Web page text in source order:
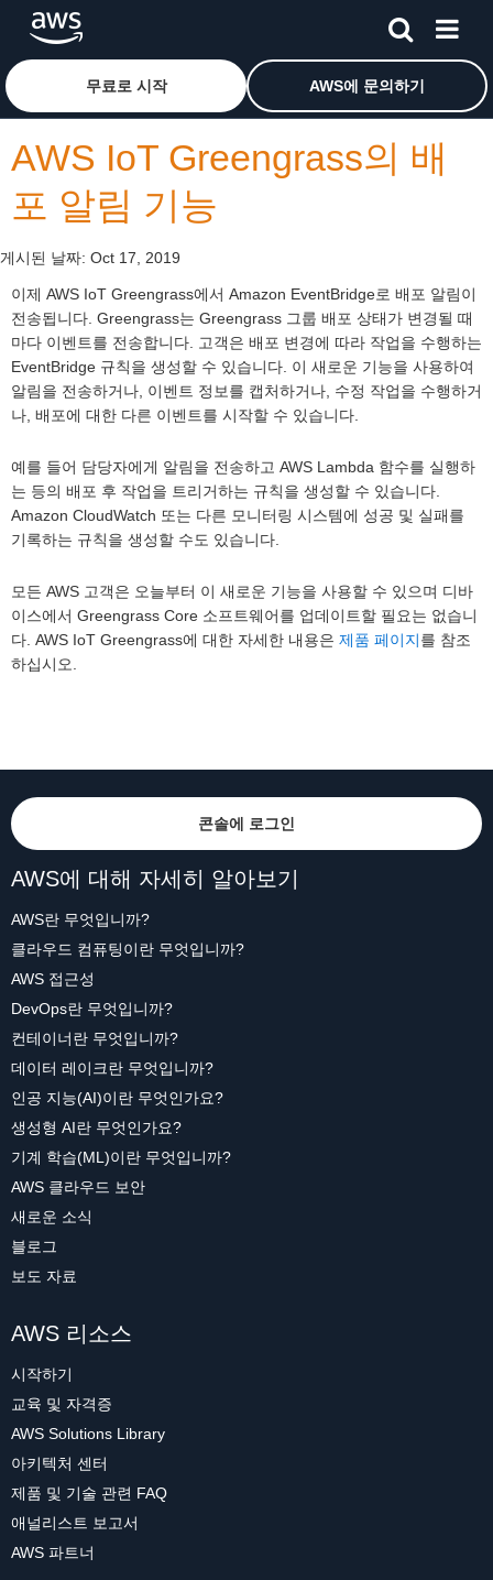
메인 콘텐츠로 건너뛰기Amazon Web Services 홈 페이지로 돌아가려면 여기를 클
무료로 시작 AWS에 문의하기
AWS IoT Greengrass의 배
포 알림 기능
게시된 날짜: Oct 17, 2019
이제 AWS IoT Greengrass에서 Amazon EventBridge로 배포 알림이
전송됩니다. Greengrass는 Greengrass 그룹 배포 상태가 변경될 때
마다 이벤트를 전송합니다. 고객은 배포 변경에 따라 작업을 수행하는
EventBridge 규칙을 생성할 수 있습니다. 이 새로운 기능을 사용하여
알림을 전송하거나, 이벤트 정보를 캡처하거나, 수정 작업을 수행하거
나, 배포에 대한 다른 이벤트를 시작할 수 있습니다.
예를 들어 담당자에게 알림을 전송하고 AWS Lambda 함수를 실행하
는 등의 배포 후 작업을 트리거하는 규칙을 생성할 수 있습니다.
Amazon CloudWatch 또는 다른 모니터링 시스템에 성공 및 실패를
기록하는 규칙을 생성할 수도 있습니다.
모든 AWS 고객은 오늘부터 이 새로운 기능을 사용할 수 있으며 디바
이스에서 Greengrass Core 소프트웨어를 업데이트할 필요는 없습니
다. AWS IoT Greengrass에 대한 자세한 내용은 제품 페이지를 참조
하십시오.
콘솔에 로그인
AWS에 대해 자세히 알아보기
AWS란 무엇입니까?
클라우드 컴퓨팅이란 무엇입니까?
AWS 접근성
DevOps란 무엇입니까?
컨테이너란 무엇입니까?
데이터 레이크란 무엇입니까?
인공 지능(AI)이란 무엇인가요?
생성형 AI란 무엇인가요?
기계 학습(ML)이란 무엇입니까?
AWS 클라우드 보안
새로운 소식
블로그
보도 자료
AWS 리소스
시작하기
교육 및 자격증
AWS Solutions Library
아키텍처 센터
제품 및 기술 관련 FAQ
애널리스트 보고서
AWS 파트너